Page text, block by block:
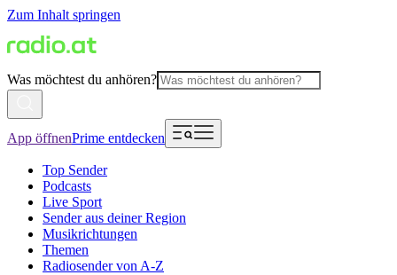
Zum Inhalt springen
Was möchtest du anhören?
App öffnenPrime entdecken
Top Sender
Podcasts
Live Sport
Sender aus deiner Region
Musikrichtungen
Themen
Radiosender von A-Z